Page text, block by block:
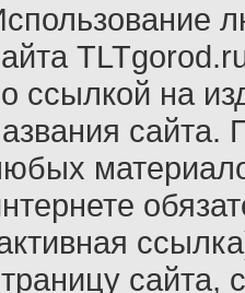
ссылкой на
сайта.
сайта,